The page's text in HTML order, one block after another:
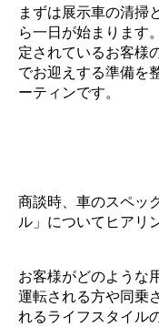
まずは展示車の清掃
ら一日が始まります
定されているお客様
でお迎えする準備を
ーティンです。
商談時、車のスペッ
ル」についてヒアリ
お客様がどのような
運転される方や同乗
れるライフスタイル